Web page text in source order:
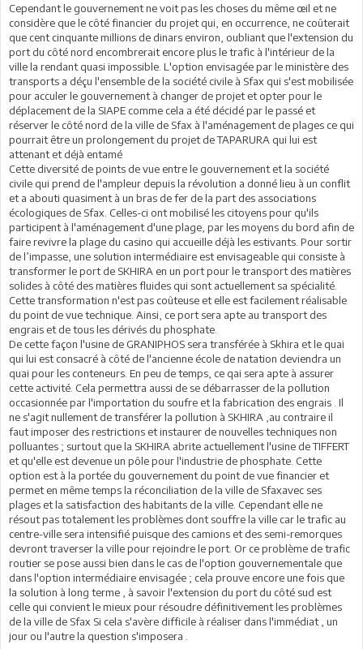
Cependant le gouvernement ne voit pas les choses du même œil et ne
considère que le côté financier du projet qui, en occurrence, ne coûterait
que cent cinquante millions de dinars environ, oubliant que l'extension du
port du côté nord encombrerait encore plus le trafic à l'intérieur de la
ville la rendant quasi impossible. L'option envisagée par le ministère des
transports a déçu l'ensemble de la société civile à Sfax qui s'est mobilisée
pour acculer le gouvernement à changer de projet et opter pour le
déplacement de la SIAPE comme cela a été décidé par le passé et
réserver le côté nord de la ville de Sfax à l'aménagement de plages ce qui
pourrait être un prolongement du projet de TAPARURA qui lui est
attenant et déjà entamé
Cette diversité de points de vue entre le gouvernement et la société
civile qui prend de l'ampleur depuis la révolution a donné lieu à un conflit
et a abouti quasiment à un bras de fer de la part des associations
écologiques de Sfax. Celles-ci ont mobilisé les citoyens pour qu'ils
participent à l'aménagement d'une plage, par les moyens du bord afin de
faire revivre la plage du casino qui accueille déjà les estivants. Pour sortir
de l’impasse, une solution intermédiaire est envisageable qui consiste à
transformer le port de SKHIRA en un port pour le transport des matières
solides à côté des matières fluides qui sont actuellement sa spécialité.
Cette transformation n'est pas coûteuse et elle est facilement réalisable
du point de vue technique. Ainsi, ce port sera apte au transport des
engrais et de tous les dérivés du phosphate.
De cette façon l'usine de GRANIPHOS sera transférée à Skhira et le quai
qui lui est consacré à côté de l'ancienne école de natation deviendra un
quai pour les conteneurs. En peu de temps, ce qai sera apte à assurer
cette activité. Cela permettra aussi de se débarrasser de la pollution
occasionnée par l'importation du soufre et la fabrication des engrais . Il
ne s'agit nullement de transférer la pollution à SKHIRA ,au contraire il
faut imposer des restrictions et instaurer de nouvelles techniques non
polluantes ; surtout que la SKHIRA abrite actuellement l'usine de TIFFERT
et qu'elle est devenue un pôle pour l'industrie de phosphate. Cette
option est à la portée du gouvernement du point de vue financier et
permet en même temps la réconciliation de la ville de Sfaxavec ses
plages et la satisfaction des habitants de la ville. Cependant elle ne
résout pas totalement les problèmes dont souffre la ville car le trafic au
centre-ville sera intensifié puisque des camions et des semi-remorques
devront traverser la ville pour rejoindre le port. Or ce problème de trafic
routier se pose aussi bien dans le cas de l'option gouvernementale que
dans l'option intermédiaire envisagée ; cela prouve encore une fois que
la solution à long terme , à savoir l'extension du port du côté sud est
celle qui convient le mieux pour résoudre définitivement les problèmes
de la ville de Sfax Si cela s'avère difficile à réaliser dans l'immédiat , un
jour ou l'autre la question s'imposera .